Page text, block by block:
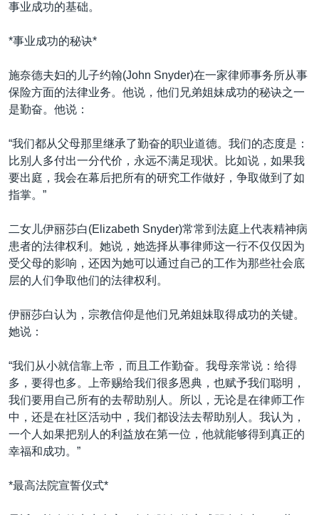
事业成功的基础。
*事业成功的秘诀*
施奈德夫妇的儿子约翰(John Snyder)在一家律师事务所从事
保险方面的法律业务。他说，他们兄弟姐妹成功的秘诀之一
是勤奋。他说：
“我们都从父母那里继承了勤奋的职业道德。我们的态度是：
比别人多付出一分代价，永远不满足现状。比如说，如果我
要出庭，我会在幕后把所有的研究工作做好，争取做到了如
指掌。”
二女儿伊丽莎白(Elizabeth Snyder)常常到法庭上代表精神病
患者的法律权利。她说，她选择从事律师这一行不仅仅因为
受父母的影响，还因为她可以通过自己的工作为那些社会底
层的人们争取他们的法律权利。
伊丽莎白认为，宗教信仰是他们兄弟姐妹取得成功的关键。
她说：
“我们从小就信靠上帝，而且工作勤奋。我母亲常说：给得
多，要得也多。上帝赐给我们很多恩典，也赋予我们聪明，
我们要用自己所有的去帮助别人。所以，无论是在律师工作
中，还是在社区活动中，我们都设法去帮助别人。我认为，
一个人如果把别人的利益放在第一位，他就能够得到真正的
幸福和成功。”
*最高法院宣誓仪式*